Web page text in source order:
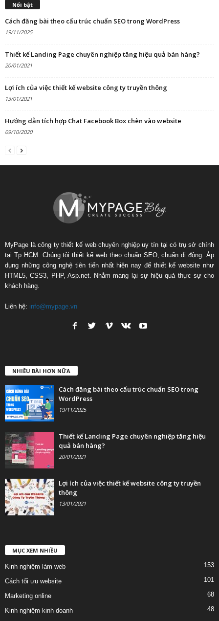
Nổi bật
Cách đăng bài theo cấu trúc chuẩn SEO trong WordPress
19/11/2025
Thiết kế Landing Page chuyên nghiệp tăng hiệu quả bán hàng?
20/01/2021
Lợi ích của việc thiết kế website công ty truyền thông
13/01/2021
Hướng dẫn tích hợp Chat Facebook Box chèn vào website
09/10/2020
MyPage là công ty thiết kế web chuyên nghiệp uy tín tại có trụ sở chính
tại Tp HCM. Chúng tôi thiết kế web theo chuẩn SEO, chuẩn di động. Áp
dụng những công nghệ tiên tiến nhất hiện nay để thiết kế website như
HTML5, CSS3, PHP, Asp.net. Nhằm mang lại sự hiệu quả thực sự cho
khách hàng.
Liên hệ: info@mypage.vn
NHIỀU BÀI HƠN NỮA
Cách đăng bài theo cấu trúc chuẩn SEO trong
WordPress
19/11/2025
Thiết kế Landing Page chuyên nghiệp tăng hiệu
quả bán hàng?
20/01/2021
Lợi ích của việc thiết kế website công ty truyền
thông
13/01/2021
MỤC XEM NHIỀU
Kinh nghiệm làm web 153
Cách tối ưu website 101
Marketing online 68
Kinh nghiệm kinh doanh
48